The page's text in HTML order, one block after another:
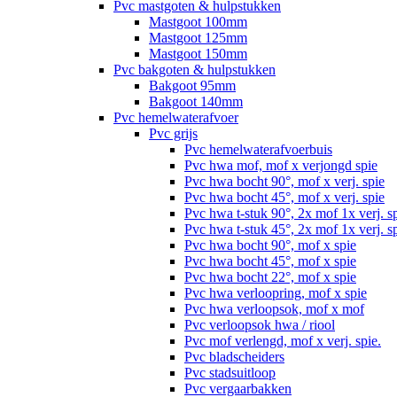
Pvc mastgoten & hulpstukken
Mastgoot 100mm
Mastgoot 125mm
Mastgoot 150mm
Pvc bakgoten & hulpstukken
Bakgoot 95mm
Bakgoot 140mm
Pvc hemelwaterafvoer
Pvc grijs
Pvc hemelwaterafvoerbuis
Pvc hwa mof, mof x verjongd spie
Pvc hwa bocht 90°, mof x verj. spie
Pvc hwa bocht 45°, mof x verj. spie
Pvc hwa t-stuk 90°, 2x mof 1x verj.
Pvc hwa t-stuk 45°, 2x mof 1x verj.
Pvc hwa bocht 90°, mof x spie
Pvc hwa bocht 45°, mof x spie
Pvc hwa bocht 22°, mof x spie
Pvc hwa verloopring, mof x spie
Pvc hwa verloopsok, mof x mof
Pvc verloopsok hwa / riool
Pvc mof verlengd, mof x verj. spie.
Pvc bladscheiders
Pvc stadsuitloop
Pvc vergaarbakken